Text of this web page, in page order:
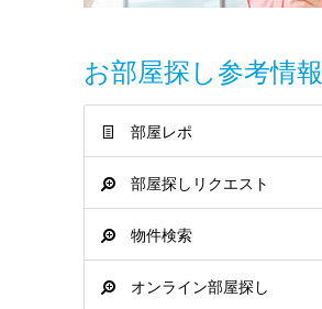
お部屋探し参考情報
部屋レポ
部屋探しリクエスト
物件検索
オンライン部屋探し